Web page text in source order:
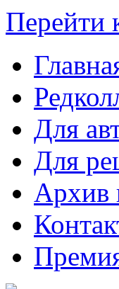
Перейти
Для
Для
Архив